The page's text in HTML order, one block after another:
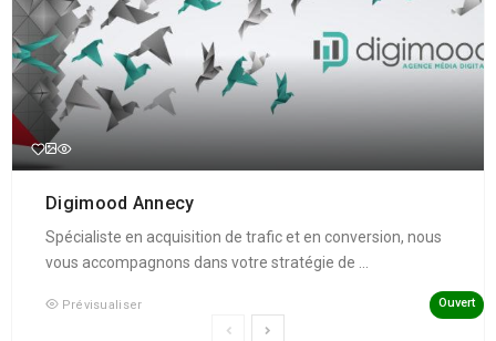
Digimood Annecy
Spécialiste en acquisition de trafic et en conversion, nous
vous accompagnons dans votre stratégie de ...
Prévisualiser Ouvert